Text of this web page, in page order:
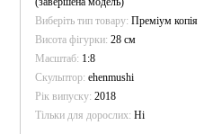
Виберіть тип товару Преміум копія
Висота фігурки 28 см
Масштаб 1:8
Скульптор ehenmushi
Рік випуску 2018
Тільки для дорослих Ні